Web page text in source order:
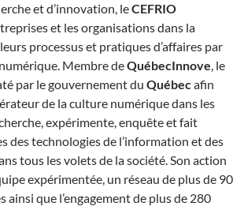
et d’innovation, leCEFRIO
et les organisations dans la
processus et pratiques d’affaires par
Membre deQuébecInnove, le
par le gouvernement du Québecafin
de la culture numérique dans les
expérimente, enquête et fait
des technologies de l’information et des
tous les volets de la société. Son action
expérimentée, un réseau de plus de 90
ainsi que l’engagement de plus de 280